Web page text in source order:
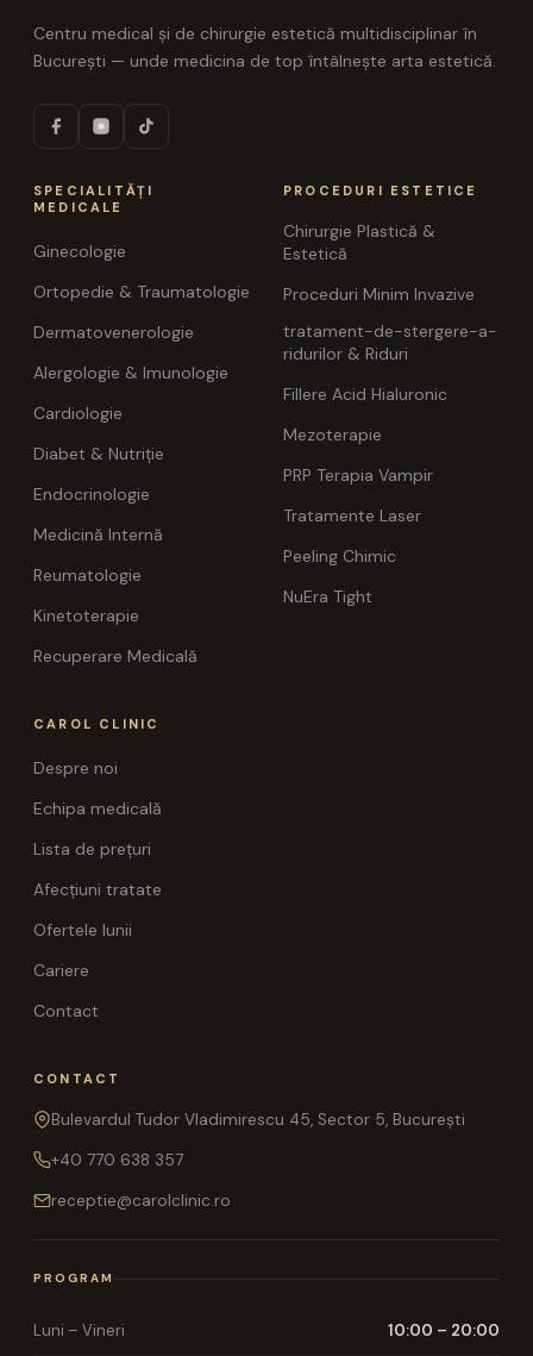
Centru medical și de chirurgie estetică multidisciplinar în
București — unde medicina de top întâlnește arta estetică.
SPECIALITĂȚI
MEDICALE
Ginecologie
Ortopedie & Traumatologie
Dermatovenerologie
Alergologie & Imunologie
Cardiologie
Diabet & Nutriție
Endocrinologie
Medicină Internă
Reumatologie
Kinetoterapie
Recuperare Medicală
PROCEDURI ESTETICE
Chirurgie Plastică &
Estetică
Proceduri Minim Invazive
tratament-de-stergere-a-
ridurilor & Riduri
Fillere Acid Hialuronic
Mezoterapie
PRP Terapia Vampir
Tratamente Laser
Peeling Chimic
NuEra Tight
CAROL CLINIC
Despre noi
Echipa medicală
Lista de prețuri
Afecțiuni tratate
Ofertele lunii
Cariere
Contact
CONTACT
Bulevardul Tudor Vladimirescu 45, Sector 5, București
+40 770 638 357
receptie@carolclinic.ro
PROGRAM
Luni – Vineri 10:00 – 20:00